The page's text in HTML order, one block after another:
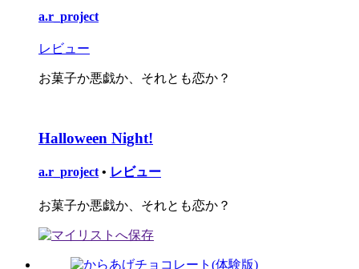
a.r_project
レビュー
お菓子か悪戯か、それとも恋か？
Halloween Night!
a.r_project • レビュー
お菓子か悪戯か、それとも恋か？